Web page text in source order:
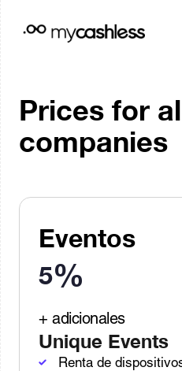
English
Português
Contact Sales
Prices for
companies
Eventos
+ adicionales
5%
Unique Events
Renta de